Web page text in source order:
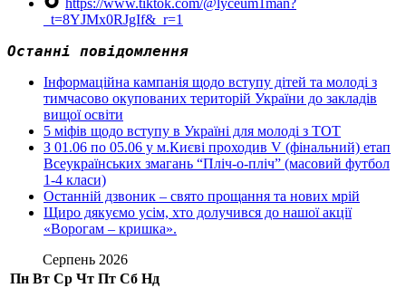
_t=8YJMx0RJgIf&_r=1
Останні повідомлення
Інформаційна кампанія щодо вступу дітей та молоді з
тимчасово окупованих територій України до закладів
вищої освіти
5 міфів щодо вступу в Україні для молоді з ТОТ
З 01.06 по 05.06 у м.Києві проходив V (фінальний) етап
Всеукраїнських змагань “Пліч-о-пліч” (масовий футбол
1-4 класи)
Останній дзвоник – свято прощання та нових мрій
Щиро дякуємо усім, хто долучився до нашої акції
«Ворогам – кришка».
Серпень 2026
Пн Вт Ср Чт Пт Сб Нд